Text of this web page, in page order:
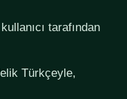
tarafından
Türkçeyle,